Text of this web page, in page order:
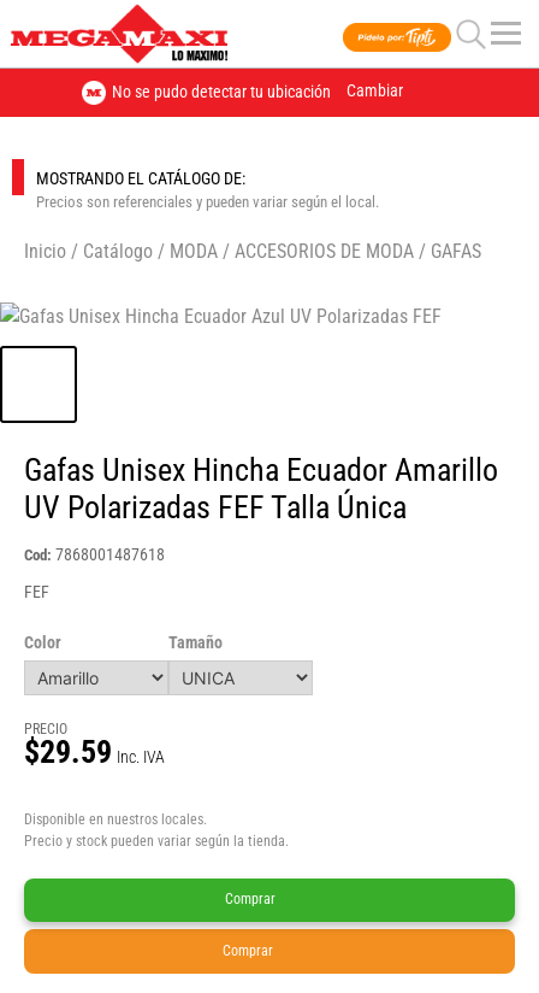
No se pudo detectar tu ubicación Cambiar
MOSTRANDO EL CATÁLOGO DE:
Precios son referenciales y pueden variar según el local.
Inicio / Catálogo / MODA / ACCESORIOS DE MODA / GAFAS
Gafas Unisex Hincha Ecuador Amarillo
UV Polarizadas FEF Talla Única
Cod: 7868001487618
FEF
Color Tamaño
PRECIO
$29.59 Inc. IVA
Disponible en nuestros locales.
Precio y stock pueden variar según la tienda.
Comprar
Comprar